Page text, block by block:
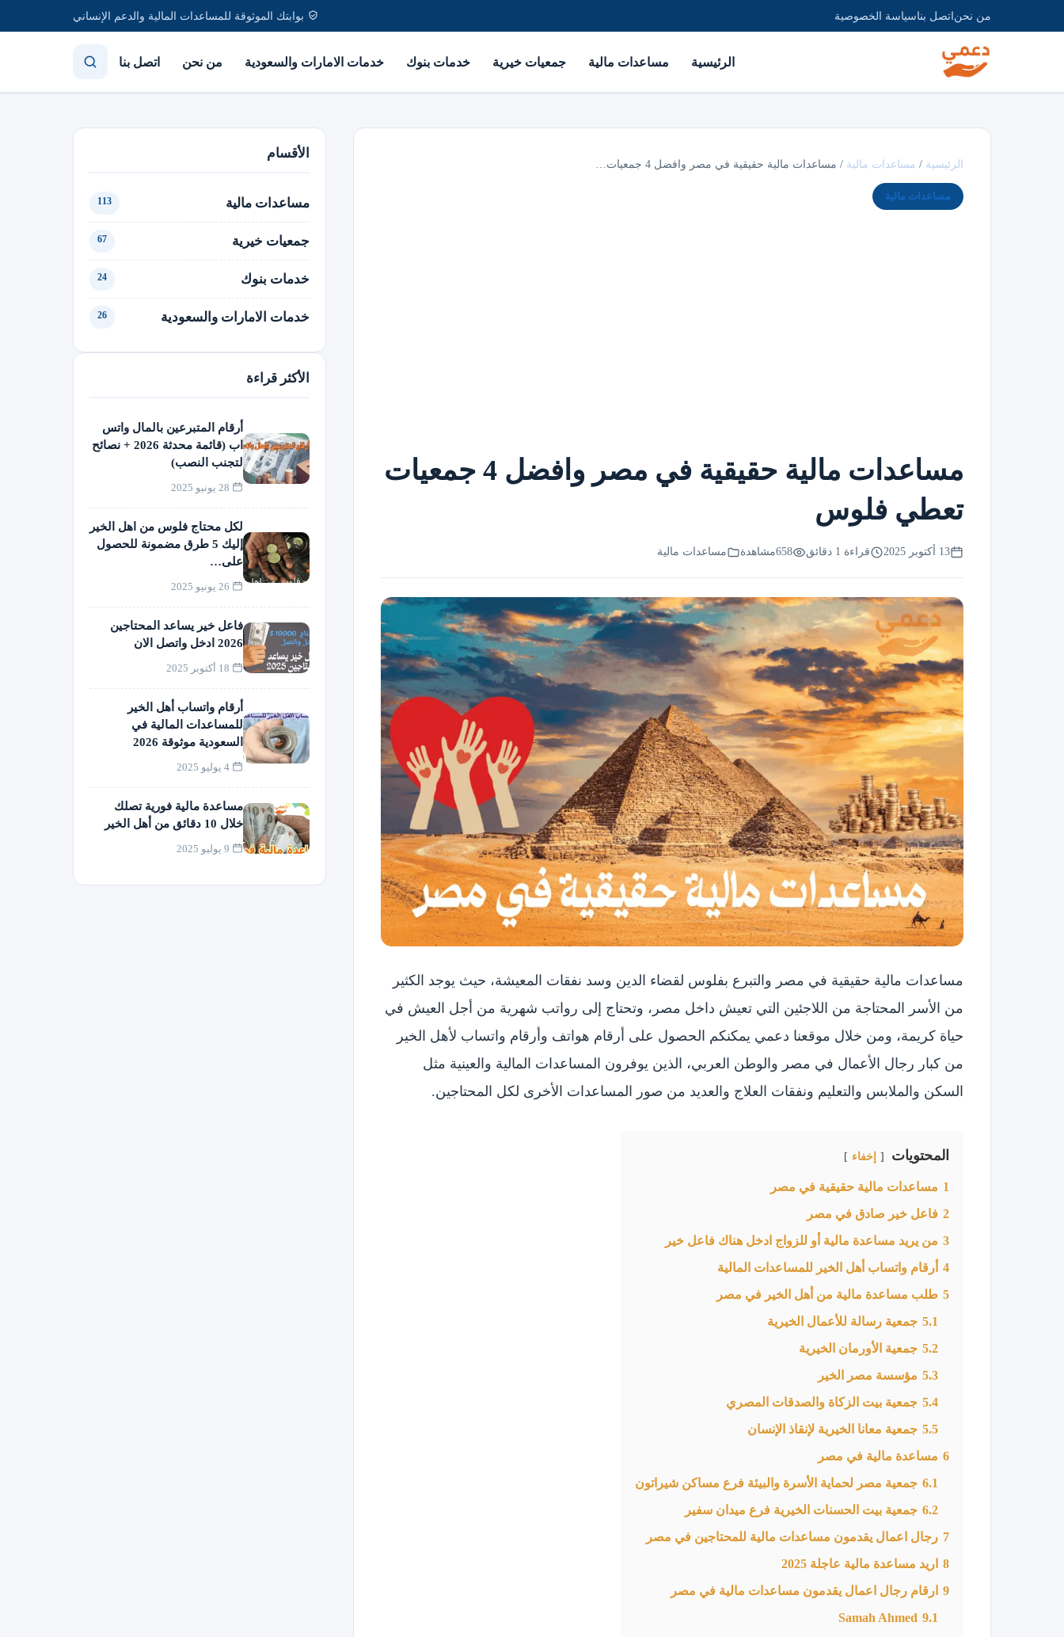
من نحناتصل بناسياسة الخصوصية بوابتك الموثوقة للمساعدات المالية والدعم الإنساني
الرئيسية مساعدات مالية جمعيات خيرية خدمات بنوك خدمات الامارات والسعودية من نحن اتصل بنا
الرئيسية / مساعدات مالية / مساعدات مالية حقيقية في مصر وافضل 4 جمعيات…
مساعدات مالية
مساعدات مالية حقيقية في مصر وافضل 4 جمعيات
تعطي فلوس
13 أكتوبر 2025 قراءة 1 دقائق 658مشاهدة مساعدات مالية
مساعدات مالية حقيقية في مصر والتبرع بفلوس لقضاء الدين وسد نفقات المعيشة، حيث يوجد الكثير
من الأسر المحتاجة من اللاجئين التي تعيش داخل مصر، وتحتاج إلى رواتب شهرية من أجل العيش في
حياة كريمة، ومن خلال موقعنا دعمي يمكنكم الحصول على أرقام هواتف وأرقام واتساب لأهل الخير
من كبار رجال الأعمال في مصر والوطن العربي، الذين يوفرون المساعدات المالية والعينية مثل
السكن والملابس والتعليم ونفقات العلاج والعديد من صور المساعدات الأخرى لكل المحتاجين.
المحتويات إخفاء
1 مساعدات مالية حقيقية في مصر
2 فاعل خير صادق في مصر
3 من يريد مساعدة مالية أو للزواج ادخل هناك فاعل خير
4 أرقام واتساب أهل الخير للمساعدات المالية
5 طلب مساعدة مالية من أهل الخير في مصر
5.1 جمعية رسالة للأعمال الخيرية
5.2 جمعية الأورمان الخيرية
5.3 مؤسسة مصر الخير
5.4 جمعية بيت الزكاة والصدقات المصري
5.5 جمعية معانا الخيرية لإنقاذ الإنسان
6 مساعدة مالية في مصر
6.1 جمعية مصر لحماية الأسرة والبيئة فرع مساكن شيراتون
6.2 جمعية بيت الحسنات الخيرية فرع ميدان سفير
7 رجال اعمال يقدمون مساعدات مالية للمحتاجين في مصر
8 اريد مساعدة مالية عاجلة 2025
9 ارقام رجال اعمال يقدمون مساعدات مالية في مصر
9.1
Samah Ahmed
الأقسام
مساعدات مالية 113
جمعيات خيرية 67
خدمات بنوك 24
خدمات الامارات والسعودية 26
الأكثر قراءة
أرقام المتبرعين بالمال واتس
اب (قائمة محدثة 2026 + نصائح
لتجنب النصب)
لكل محتاج فلوس من اهل الخير
إليك 5 طرق مضمونة للحصول
على…
فاعل خير يساعد المحتاجين
2026 ادخل واتصل الان
أرقام واتساب أهل الخير
للمساعدات المالية في
السعودية موثوقة 2026
مساعدة مالية فورية تصلك
خلال 10 دقائق من أهل الخير